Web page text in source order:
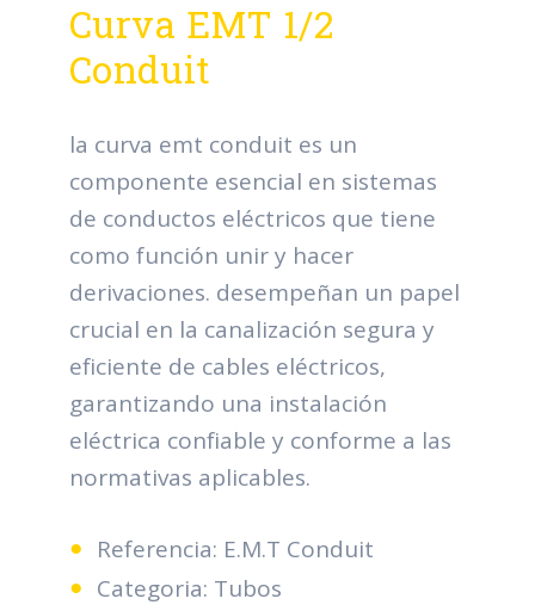
Curva EMT 1/2
Conduit
la curva emt conduit es un
componente esencial en sistemas
de conductos eléctricos que tiene
como función unir y hacer
derivaciones. desempeñan un papel
crucial en la canalización segura y
eficiente de cables eléctricos,
garantizando una instalación
eléctrica confiable y conforme a las
normativas aplicables.
Referencia: E.M.T Conduit
Categoria: Tubos